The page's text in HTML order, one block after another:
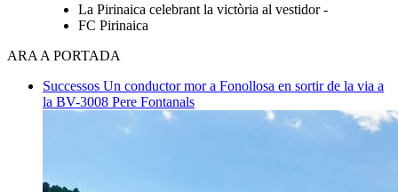
La Pirinaica celebrant la victòria al vestidor -
FC Pirinaica
ARA A PORTADA
Successos Un conductor mor a Fonollosa en sortir de la via a
la BV-3008 Pere Fontanals